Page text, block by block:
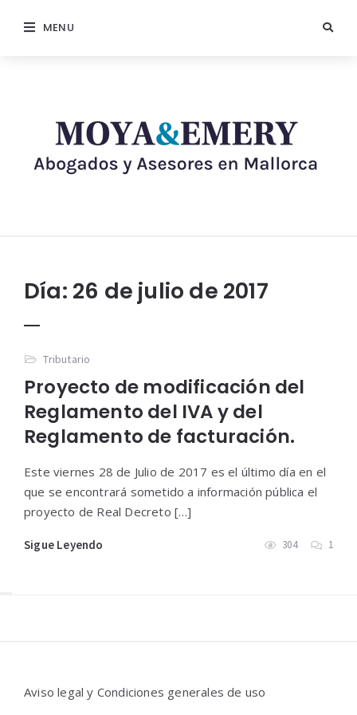
MENU
Día: 26 de julio de 2017
Tributario
Proyecto de modificación del
Reglamento del IVA y del
Reglamento de facturación.
Este viernes 28 de Julio de 2017 es el último día en el
que se encontrará sometido a información pública el
proyecto de Real Decreto […]
Sigue Leyendo 304 1
Aviso legal y Condiciones generales de uso